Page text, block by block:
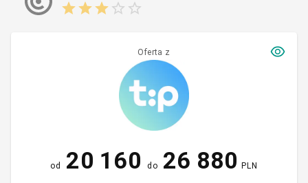
Oferta z
od 20 160 do 26 880 PLN